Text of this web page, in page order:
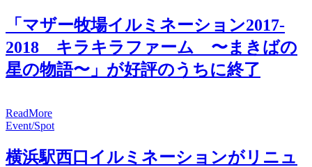
「マザー牧場イルミネーション2017-
2018 キラキラファーム 〜まきばの
星の物語〜」が好評のうちに終了
ReadMore
Event/Spot
横浜駅西口イルミネーションがリニュ